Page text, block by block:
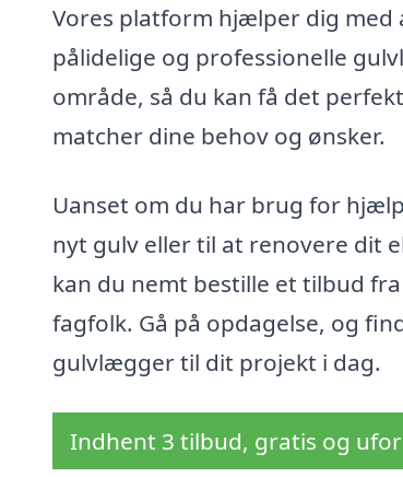
Vores platform hjælper dig med
pålidelige og professionelle
område, så du kan få det
matcher dine behov og ønsker.
Uanset om du har brug for
nyt gulv eller til at renovere dit
kan du nemt bestille et tilbud
fagfolk. Gå på opdagelse, og
gulvlægger til dit projekt i dag.
Indhent 3 tilbud, gratis og